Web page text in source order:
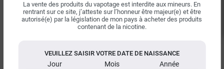
La vente des produits du vapotage est interdite aux mineurs. En
rentrant sur ce site, j’atteste sur l’honneur être majeur(e) et être
autorisé(e) par la législation de mon pays à acheter des produits
contenant de la nicotine.
VEUILLEZ SAISIR VOTRE DATE DE NAISSANCE
Jour Mois Année